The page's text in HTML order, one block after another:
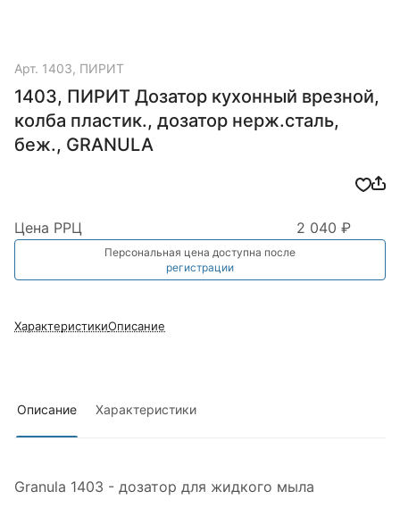
Арт. 1403, ПИРИТ
1403, ПИРИТ Дозатор кухонный врезной,
колба пластик., дозатор нерж.сталь,
беж., GRANULA
Цена РРЦ 2 040 ₽
Персональная цена доступна после
регистрации
ХарактеристикиОписание
Описание Характеристики
Granula 1403 - дозатор для жидкого мыла